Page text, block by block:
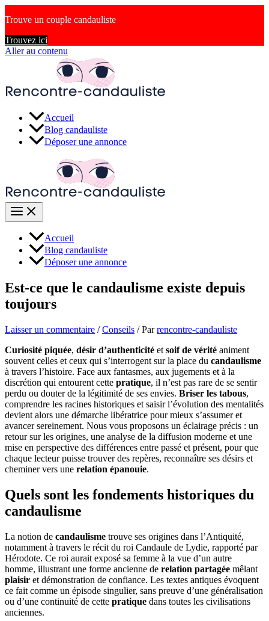
Trouve un couple candauliste
Trouvez ici
Aller au contenu
Accueil
Blog candauliste
Déposer une annonce
Accueil
Blog candauliste
Déposer une annonce
Est-ce que le candaulisme existe depuis
toujours
Laisser un commentaire /Conseils / Parrencontre-candauliste
Curiosité piquée, désir d’authenticité et soif de vérité animent
souvent celles et ceux qui s’interrogent sur la place du candaulisme
à travers l’histoire. Face aux fantasmes, aux jugements et à la
discrétion qui entourent cette pratique, il n’est pas rare de se sentir
perdu ou douter de la légitimité de ses envies. Briser les tabous,
comprendre les racines historiques et saisir l’évolution des mentalités
devient alors une démarche libératrice pour mieux s’assumer et
avancer sereinement. Nous vous proposons un éclairage précis : un
retour sur les origines, une analyse de la diffusion moderne et une
mise en perspective des différences entre passé et présent, pour que
chaque lecteur puisse trouver des repères, reconnaître ses désirs et
cheminer vers une relation épanouie.
Quels sont les fondements historiques du
candaulisme
La notion de candaulisme trouve ses origines dans l’Antiquité,
notamment à travers le récit du roi Candaule de Lydie, rapporté par
Hérodote. Ce roi aurait exposé sa femme à la vue d’un autre
homme, illustrant une forme ancienne de relation partagée mêlant
plaisir et démonstration de confiance. Les textes antiques évoquent
ce fait comme un épisode singulier, sans preuve d’une généralisation
ou d’une continuité de cette pratique dans toutes les civilisations
anciennes.